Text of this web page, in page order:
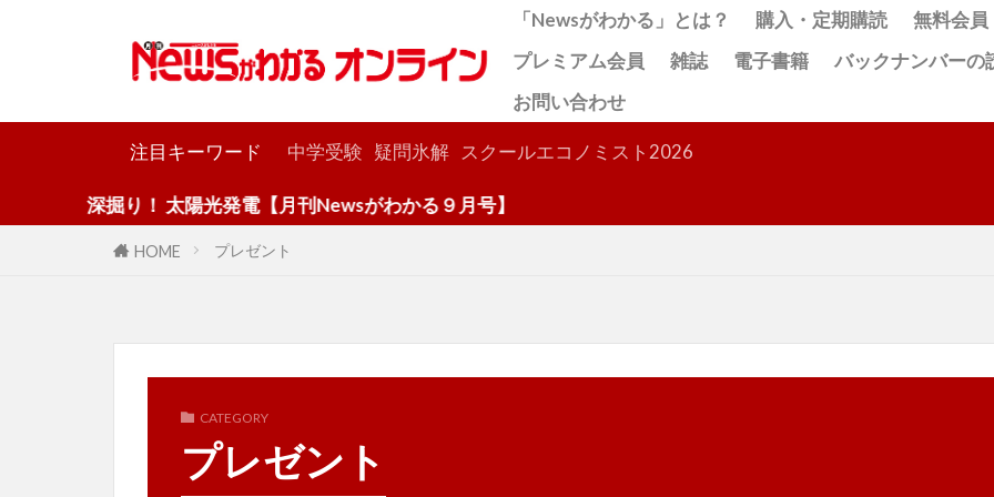
「Newsがわかる」とは？ 購入・定期購読
無料会員
プレミアム会員
雑誌 電子書籍
バックナンバーの
お問い合わせ
注目キーワード 中学受験 疑問氷解 スクールエコノミスト2026
り！ 太陽光発電【月刊Newsがわかる９月号】
HOME プレゼント
CATEGORY
プレゼント
検索